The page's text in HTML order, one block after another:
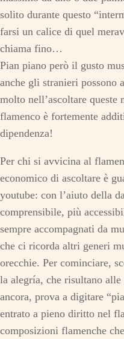
solito durante questo
farsi un calice di quel
chiama fino…
Pian piano però il gusto
anche gli stranieri possono
molto nell’ascoltare queste
flamenco è fortemente
dipendenza!
Per chi si avvicina al
economico di ascoltare è
youtube: con l’aiuto della
comprensibile, più
sempre accompagnati da
che ci ricorda altri generi
orecchie. Per cominciare,
la alegría, che risultano
ancora, prova a digitare
entrato a pieno diritto nel
composizioni flamenche